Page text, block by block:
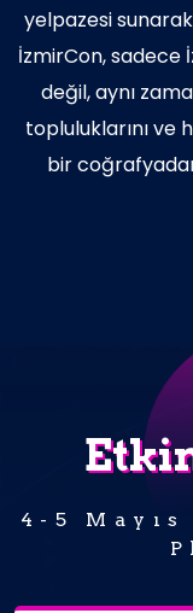
yelpazesi
İzmirCon, sadece
değil, aynı
topluluklarını ve
bir
4-5